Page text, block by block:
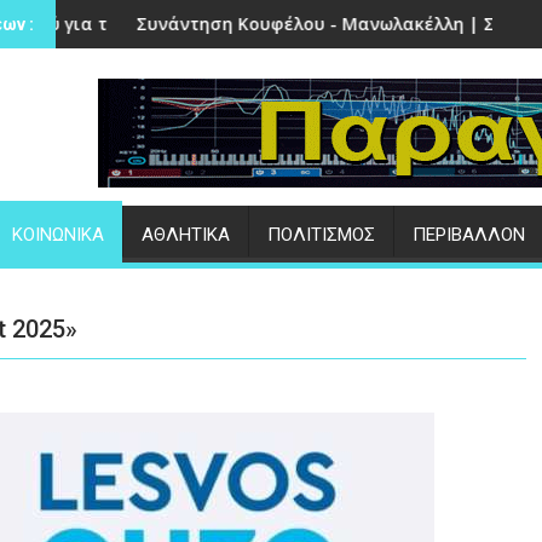
: Πέτρα
Κουφέλου - Μανωλακέλλη | Στο επίκεντρο το παλιό
Επιτυχημένες
ΚΟΙΝΩΝΙΚΑ ΑΘΛΗΤΙΚΑ ΠΟΛΙΤΙΣΜΟΣ ΠΕΡΙΒΑΛΛΟΝ
2025»